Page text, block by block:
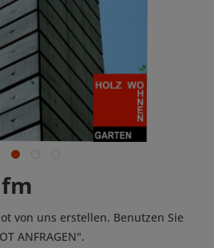
von uns erstellen. Benutzen Sie
ANFRAGEN".